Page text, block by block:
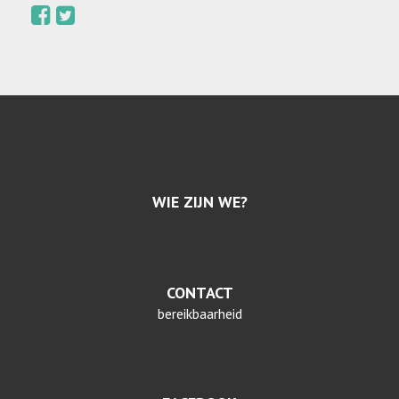
WIE ZIJN WE?
CONTACT
bereikbaarheid